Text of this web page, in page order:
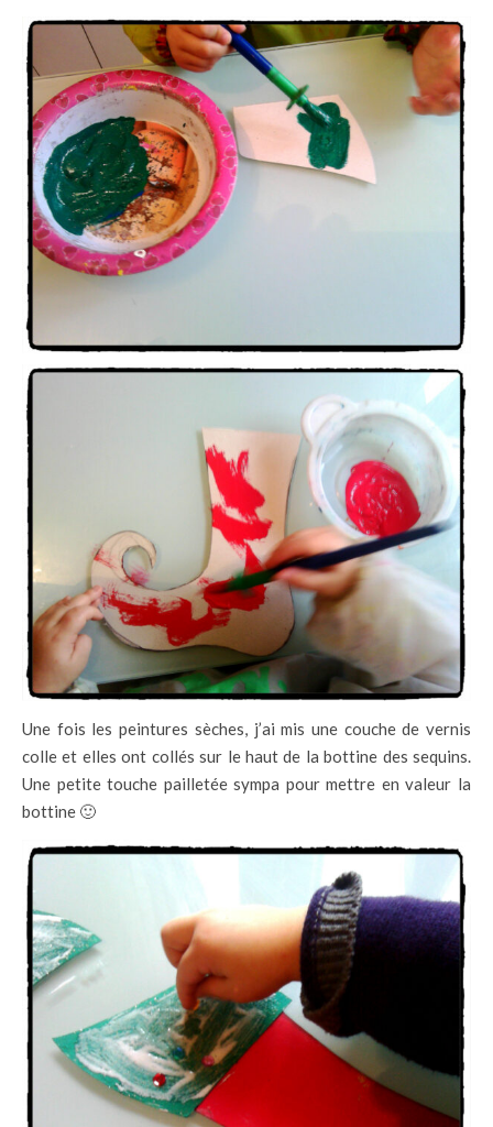
Une fois les peintures sèches, j’ai mis une couche de vernis
colle et elles ont collés sur le haut de la bottine des sequins.
Une petite touche pailletée sympa pour mettre en valeur la
bottine 🙂